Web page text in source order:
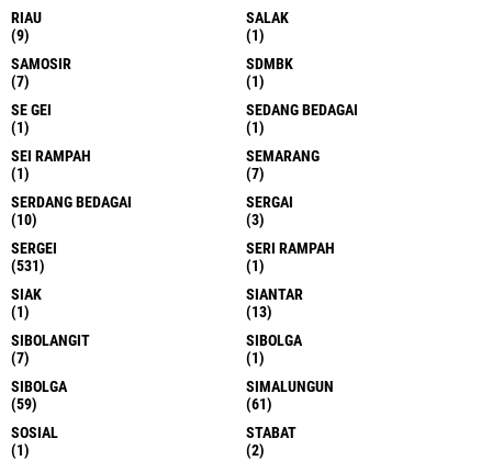
RIAU
(9)
SALAK
(1)
SAMOSIR
(7)
SDMBK
(1)
SE GEI
(1)
SEDANG BEDAGAI
(1)
SEI RAMPAH
(1)
SEMARANG
(7)
SERDANG BEDAGAI
(10)
SERGAI
(3)
SERGEI
(531)
SERI RAMPAH
(1)
SIAK
(1)
SIANTAR
(13)
SIBOLANGIT
(7)
SIBOLGA
(1)
SIBOLGA
(59)
SIMALUNGUN
(61)
SOSIAL
(1)
STABAT
(2)